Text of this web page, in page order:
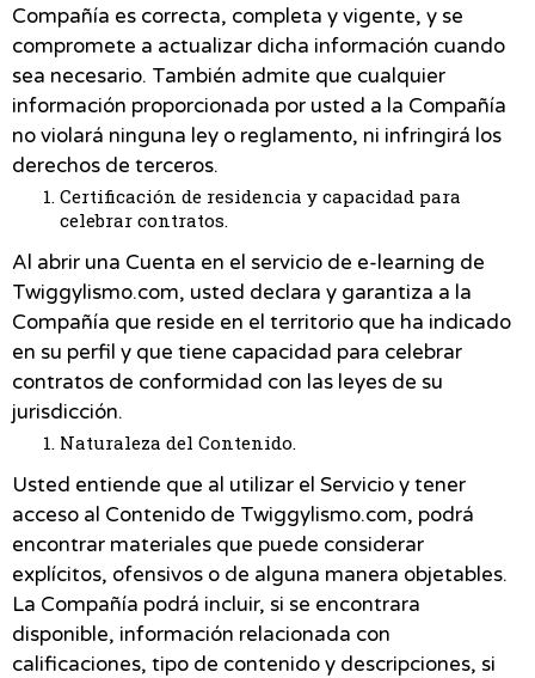
Compañía es correcta, completa y vigente, y se
compromete a actualizar dicha información cuando
sea necesario. También admite que cualquier
información proporcionada por usted a la Compañía
no violará ninguna ley o reglamento, ni infringirá los
derechos de terceros.
Certificación de residencia y capacidad para
celebrar contratos.
Al abrir una Cuenta en el servicio de e-learning de
Twiggylismo.com, usted declara y garantiza a la
Compañía que reside en el territorio que ha indicado
en su perfil y que tiene capacidad para celebrar
contratos de conformidad con las leyes de su
jurisdicción.
Naturaleza del Contenido.
Usted entiende que al utilizar el Servicio y tener
acceso al Contenido de Twiggylismo.com, podrá
encontrar materiales que puede considerar
explícitos, ofensivos o de alguna manera objetables.
La Compañía podrá incluir, si se encontrara
disponible, información relacionada con
calificaciones, tipo de contenido y descripciones, si